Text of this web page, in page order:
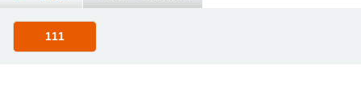
坂戸→（東武東上線13分）→森林公園（7分）→（バス12
分）→立正大学（熊谷キャンパス）
111